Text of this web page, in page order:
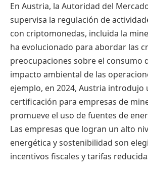
En Austria, la Autoridad del
supervisa la regulación de
con criptomonedas, incluida la
ha evolucionado para abordar las
preocupaciones sobre el consumo
impacto ambiental de las
ejemplo, en 2024, Austria introdujo
certificación para empresas de
promueve el uso de fuentes de
Las empresas que logran un alto
energética y sostenibilidad son
incentivos fiscales y tarifas